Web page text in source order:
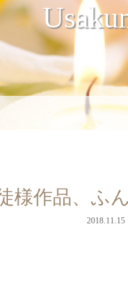
様作品、ふ
2018.11.15